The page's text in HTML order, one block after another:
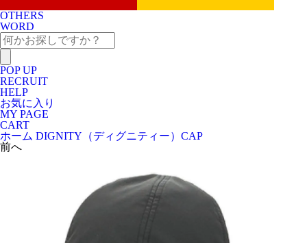
OTHERS
WORD
POP UP
RECRUIT
HELP
お気に入り
MY PAGE
CART
ホーム DIGNITY（ディグニティー） CAP
前へ